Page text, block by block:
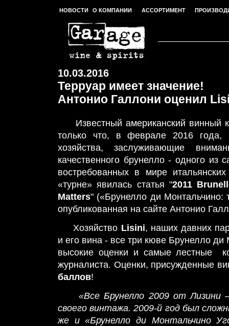
НОВОСТИ О КОМПАНИИ АССОРТИМЕНТ
10.03.2016
Терруар имеет значение!
Антонио Галлони оценил
Известный американский винный
только что, в феврале 2016 года,
хозяйства, заслуживающие
качественного брунелло - одного из
востребованных в мире
«турне» явилась статья "2011
Matters" («Брунелло ди Монтальчино:
опубликованная на сайте Антонио
Хозяйство Lisini, наших давних
и его вина - все три кюве Брунелло
высокие оценки и самые лестные
журналиста. Оценки, присужденные
баллов!
«Все Брунелло 2009 от Лизини
своего винтажа. 2009-й год был
же и «Брунелло ди Монтальчино